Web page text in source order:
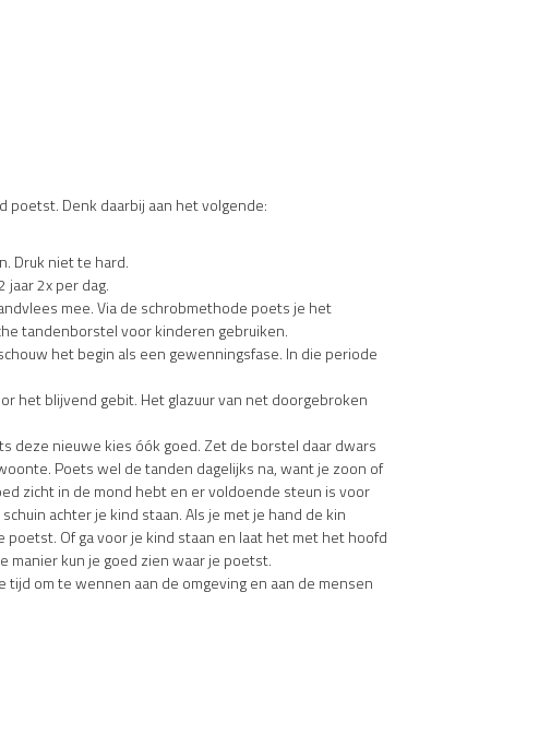
Denk daarbij aan het volgende:
Druk niet te hard.
2x per dag.
mee. Via de schrobmethode poets je het
tandenborstel voor kinderen gebruiken.
het begin als een gewenningsfase. In die periode
het blijvend gebit. Het glazuur van net doorgebroken
deze nieuwe kies óók goed. Zet de borstel daar dwars
Poets wel de tanden dagelijks na, want je zoon of
zicht in de mond hebt en er voldoende steun is voor
achter je kind staan. Als je met je hand de kin
Of ga voor je kind staan en laat het met het hoofd
kun je goed zien waar je poetst.
om te wennen aan de omgeving en aan de mensen